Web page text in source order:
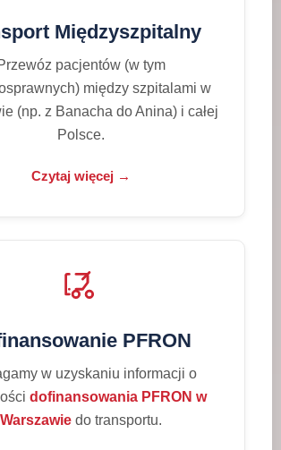
Międzyszpitalny
pacjentów (w tym
między szpitalami w
(np. z Banacha do Anina) i całej
Polsce.
Czytaj więcej →
PFRON
w uzyskaniu informacji o
dofinansowania PFRON w
Warszawiedo transportu.